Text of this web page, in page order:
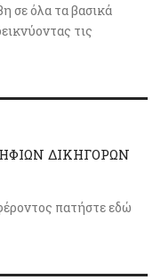
σε όλα τα βασικά
τις
ΔΙΚΗΓΟΡΩΝ
πατήστε εδώ